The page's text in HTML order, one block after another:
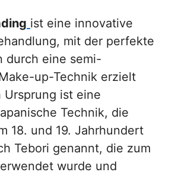
ist eine innovative
mit der perfekte
durch eine semi-
up-Technik erzielt
Ursprung ist eine
Technik, die
18. und 19. Jahrhundert
Tebori genannt, die zum
wurde und